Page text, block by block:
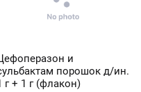
и
порошок д/ин.
г + 1 г (флакон)